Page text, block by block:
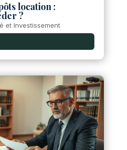
location :
?
et Investissement